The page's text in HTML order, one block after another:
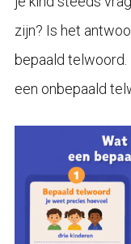
zijn? Is het
bepaald telwoord.
een onbepaald